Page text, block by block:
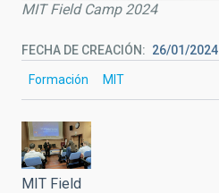
MIT Field Camp 2024
FECHA DE CREACIÓN 26/01/2024
Formación MIT
MIT Field